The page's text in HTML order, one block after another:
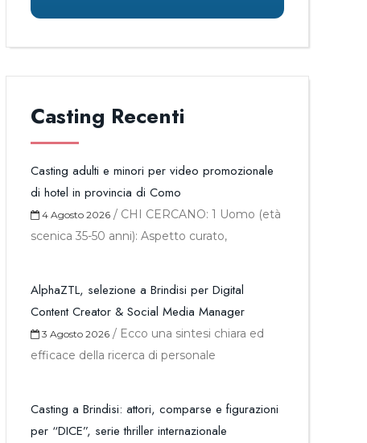
Casting Recenti
Casting adulti e minori per video promozionale
di hotel in provincia di Como
4 Agosto 2026 / CHI CERCANO: 1 Uomo (età
scenica 35-50 anni): Aspetto curato,
AlphaZTL, selezione a Brindisi per Digital
Content Creator & Social Media Manager
3 Agosto 2026 / Ecco una sintesi chiara ed
efficace della ricerca di personale
Casting a Brindisi: attori, comparse e figurazioni
per “DICE”, serie thriller internazionale